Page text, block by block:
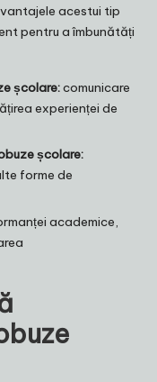
acestui tip
pentru a îmbunătăți
școlare:comunicare
experienței de
școlare:
forme de
academice,